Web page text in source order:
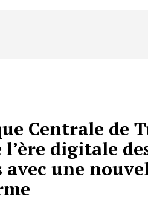
Centrale de
l’ère digitale
avec une